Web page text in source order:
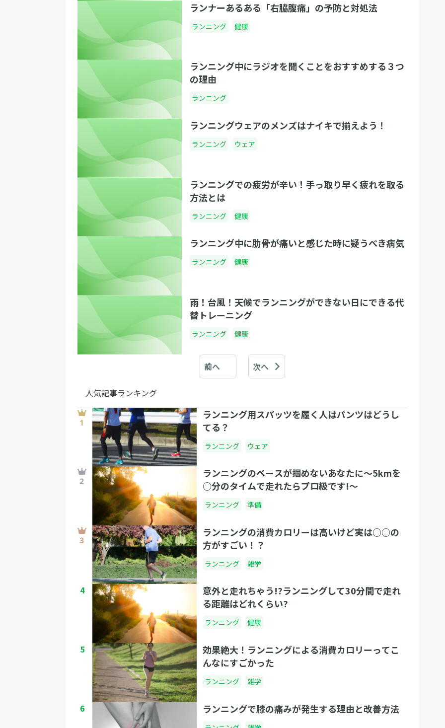
ランナーあるある「右脇腹痛」の予防と対処法
ランニング 健康
ランニング中にラジオを聞くことをおすすめする３つ
の理由
ランニング
ランニングウェアのメンズはナイキで揃えよう！
ランニング ウェア
ランニングでの疲労が辛い！手っ取り早く疲れを取る
方法とは
ランニング 健康
ランニング中に肋骨が痛いと感じた時に疑うべき病気
ランニング 健康
雨！台風！天候でランニングができない日にできる代
替トレーニング
ランニング 健康
前へ 次へ
人気記事ランキング
ランニング用スパッツを履く人はパンツはどうし
てる？
ランニング ウェア
ランニングのペースが掴めないあなたに～5kmを
○分のタイムで走れたらプロ級です!～
ランニング 準備
ランニングの消費カロリーは高いけど実は○○の
方がすごい！？
ランニング 雑学
4
意外と走れちゃう!?ランニングして30分間で走れ
る距離はどれくらい?
ランニング 健康
5
効果絶大！ランニングによる消費カロリーってこ
んなにすごかった
ランニング 雑学
6 ランニングで膝の痛みが発生する理由と改善方法